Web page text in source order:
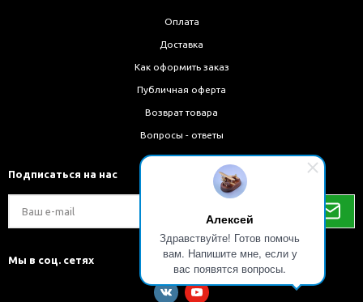
Алексей
Здравствуйте! Готов помочь
вам. Напишите мне, если у
вас появятся вопросы.
Оплата
Доставка
Как оформить заказ
Публичная оферта
Возврат товара
Вопросы - ответы
Подписаться на нас
Мы в соц. сетях